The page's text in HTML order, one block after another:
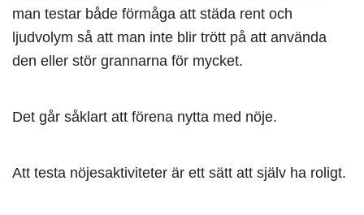
man testar både förmåga att städa rent och
ljudvolym så att man inte blir trött på att använda
den eller stör grannarna för mycket.
Det går såklart att förena nytta med nöje.
Att testa nöjesaktiviteter är ett sätt att själv ha roligt.